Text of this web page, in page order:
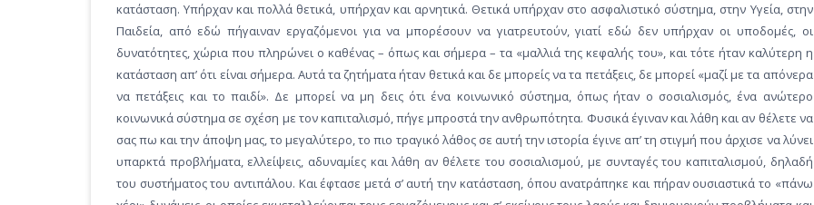
κατάσταση. Υπήρχαν και πολλά θετικά, υπήρχαν και αρνητικά. Θετικά υπήρχαν στο ασφαλιστικό σύστημα, στην Υγεία, στην
Παιδεία, από εδώ πήγαιναν εργαζόμενοι για να μπορέσουν να γιατρευτούν, γιατί εδώ δεν υπήρχαν οι υποδομές, οι
δυνατότητες, χώρια που πληρώνει ο καθένας – όπως και σήμερα – τα «μαλλιά της κεφαλής του», και τότε ήταν καλύτερη η
κατάσταση απ’ ότι είναι σήμερα. Αυτά τα ζητήματα ήταν θετικά και δε μπορείς να τα πετάξεις, δε μπορεί «μαζί με τα απόνερα
να πετάξεις και το παιδί». Δε μπορεί να μη δεις ότι ένα κοινωνικό σύστημα, όπως ήταν ο σοσιαλισμός, ένα ανώτερο
κοινωνικά σύστημα σε σχέση με τον καπιταλισμό, πήγε μπροστά την ανθρωπότητα. Φυσικά έγιναν και λάθη και αν θέλετε να
σας πω και την άποψη μας, το μεγαλύτερο, το πιο τραγικό λάθος σε αυτή την ιστορία έγινε απ’ τη στιγμή που άρχισε να λύνει
υπαρκτά προβλήματα, ελλείψεις, αδυναμίες και λάθη αν θέλετε του σοσιαλισμού, με συνταγές του καπιταλισμού, δηλαδή
του συστήματος του αντιπάλου. Και έφτασε μετά σ’ αυτή την κατάσταση, όπου ανατράπηκε και πήραν ουσιαστικά το «πάνω